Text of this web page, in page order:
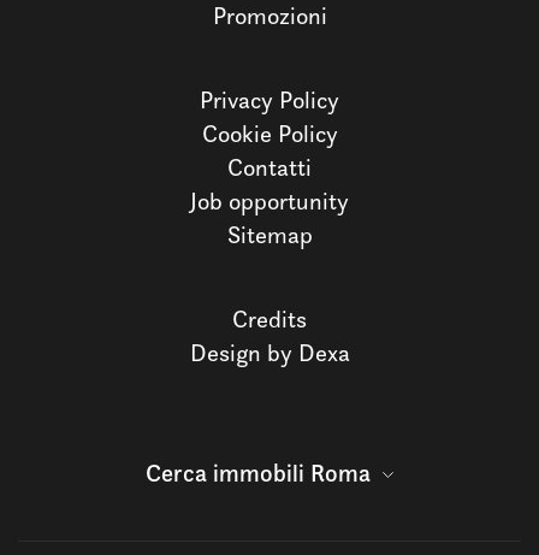
Promozioni
Privacy Policy
Cookie Policy
Contatti
Job opportunity
Sitemap
Credits
Design by Dexa
Cerca immobili Roma